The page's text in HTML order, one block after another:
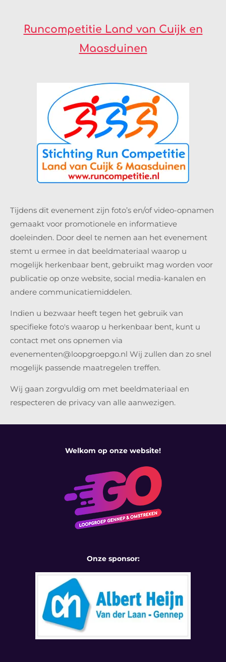
Runcompetitie Land van Cuijk en
Maasduinen
Tijdens dit evenement zijn foto’s en/of video-opnamen
gemaakt voor promotionele en informatieve
doeleinden. Door deel te nemen aan het evenement
stemt u ermee in dat beeldmateriaal waarop u
mogelijk herkenbaar bent, gebruikt mag worden voor
publicatie op onze website, social media-kanalen en
andere communicatiemiddelen.
Indien u bezwaar heeft tegen het gebruik van
specifieke foto's waarop u herkenbaar bent, kunt u
contact met ons opnemen via
evenementen@loopgroepgo.nl Wij zullen dan zo snel
mogelijk passende maatregelen treffen.
Wij gaan zorgvuldig om met beeldmateriaal en
respecteren de privacy van alle aanwezigen.
Welkom op onze website!
Onze sponsor: